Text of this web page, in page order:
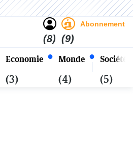
Economie
(3)
Monde
(4)
Société
(5)
(8)
Abonnement
(9)
Alger